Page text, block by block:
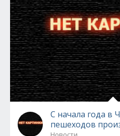
С начала года в
пешеходов